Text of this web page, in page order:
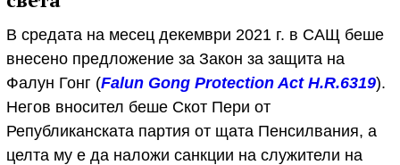
В средата на месец декември 2021 г. в САЩ беше
внесено предложение за Закон за защита на
Фалун Гонг (Falun Gong Protection Act H.R.6319).
Негов вносител беше Скот Пери от
Републиканската партия от щата Пенсилвания, а
целта му е да наложи санкции на служители на